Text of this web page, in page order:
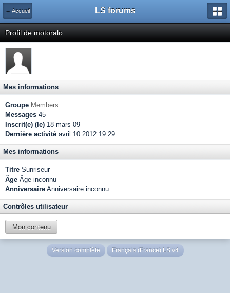
← Accueil LS forums
Profil de motoralo
Mes informations
Groupe Members
Messages 45
Inscrit(e) (le) 18-mars 09
Dernière activité avril 10 2012 19:29
Mes informations
Titre Sunriseur
Âge Âge inconnu
Anniversaire Anniversaire inconnu
Contrôles utilisateur
Mon contenu
Version complète Français (France) LS v4